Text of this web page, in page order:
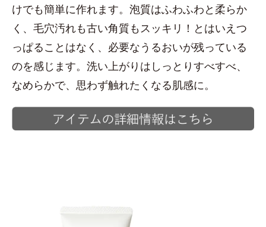
けでも簡単に作れます。泡質はふわふわと柔らか
く、毛穴汚れも古い角質もスッキリ！とはいえつ
っぱることはなく、必要なうるおいが残っている
のを感じます。洗い上がりはしっとりすべすべ、
なめらかで、思わず触れたくなる肌感に。